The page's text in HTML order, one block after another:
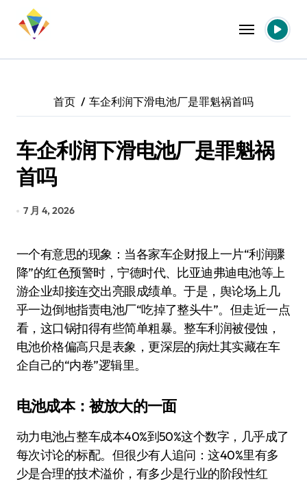
首页 车企利润下滑电池厂是罪魁祸首吗
车企利润下滑电池厂是罪魁祸
首吗
7 月 4, 2026
一个有意思的现象：当各家车企财报上一片“利润骤
降”的红色预警时，宁德时代、比亚迪弗迪电池等上
游企业却接连交出亮眼成绩单。于是，舆论场上几
乎一边倒地指责电池厂“吃掉了整头牛”。但走近一点
看，这口锅扣得有些简单粗暴。整车利润被侵蚀，
电池价格偏高只是表象，更深层的病灶其实藏在车
企自己的“内卷”逻辑里。
电池成本：被放大的一面
动力电池占整车成本40%到50%这个数字，几乎成了
每次讨论的标配。但很少有人追问：这40%里有多
少是合理的技术溢价，有多少是行业的阶段性红